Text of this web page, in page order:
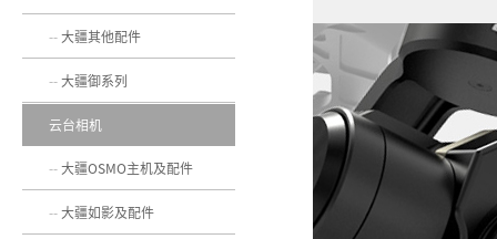
大疆其他配件
大疆御系列
云台相机
大疆OSMO主机及配件
大疆如影及配件